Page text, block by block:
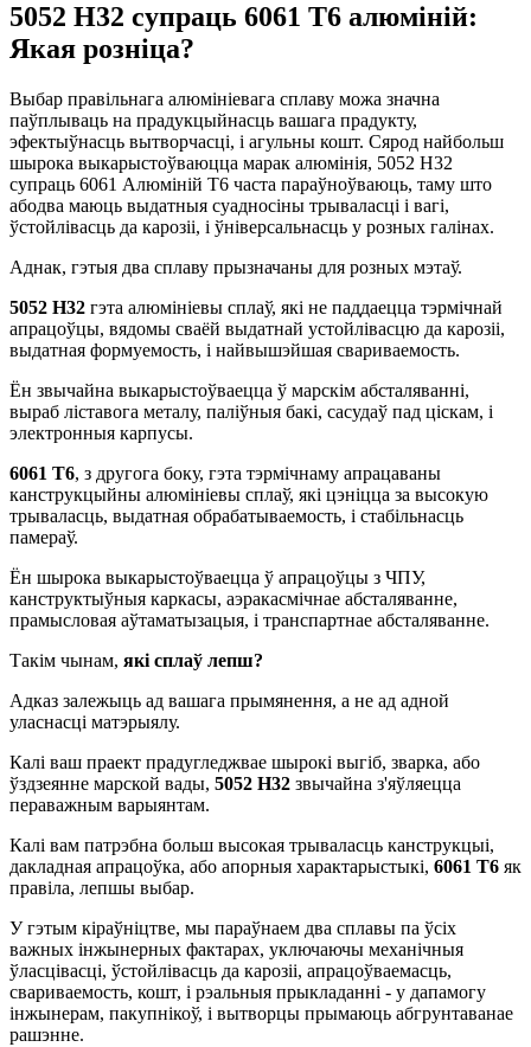
5052 H32 супраць 6061 Т6 алюміній:
Якая розніца?
Выбар правільнага алюмініевага сплаву можа значна
паўплываць на прадукцыйнасць вашага прадукту,
эфектыўнасць вытворчасці, і агульны кошт. Сярод найбольш
шырока выкарыстоўваюцца марак алюмінія, 5052 H32
супраць 6061 Алюміній T6 часта параўноўваюць, таму што
абодва маюць выдатныя суадносіны трываласці і вагі,
ўстойлівасць да карозіі, і ўніверсальнасць у розных галінах.
Аднак, гэтыя два сплаву прызначаны для розных мэтаў.
5052 H32 гэта алюмініевы сплаў, які не паддаецца тэрмічнай
апрацоўцы, вядомы сваёй выдатнай устойлівасцю да карозіі,
выдатная формуемость, і найвышэйшая свариваемость.
Ён звычайна выкарыстоўваецца ў марскім абсталяванні,
выраб ліставога металу, паліўныя бакі, сасудаў пад ціскам, і
электронныя карпусы.
6061 Т6, з другога боку, гэта тэрмічнаму апрацаваны
канструкцыйны алюмініевы сплаў, які цэніцца за высокую
трываласць, выдатная обрабатываемость, і стабільнасць
памераў.
Ён шырока выкарыстоўваецца ў апрацоўцы з ЧПУ,
канструктыўныя каркасы, аэракасмічнае абсталяванне,
прамысловая аўтаматызацыя, і транспартнае абсталяванне.
Такім чынам, які сплаў лепш?
Адказ залежыць ад вашага прымянення, а не ад адной
уласнасці матэрыялу.
Калі ваш праект прадугледжвае шырокі выгіб, зварка, або
ўздзеянне марской вады, 5052 H32 звычайна з'яўляецца
пераважным варыянтам.
Калі вам патрэбна больш высокая трываласць канструкцыі,
дакладная апрацоўка, або апорныя характарыстыкі, 6061 Т6 як
правіла, лепшы выбар.
У гэтым кіраўніцтве, мы параўнаем два сплавы па ўсіх
важных інжынерных фактарах, уключаючы механічныя
ўласцівасці, ўстойлівасць да карозіі, апрацоўваемасць,
свариваемость, кошт, і рэальныя прыкладанні - у дапамогу
інжынерам, пакупнікоў, і вытворцы прымаюць абгрунтаванае
рашэнне.